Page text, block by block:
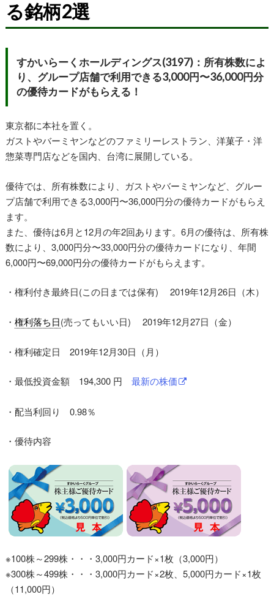
る銘柄2選
すかいらーくホールディングス(3197)：所有株数によ
り、グループ店舗で利用できる3,000円〜36,000円分
の優待カードがもらえる！
東京都に本社を置く。
ガストやバーミヤンなどのファミリーレストラン、洋菓子・洋
惣菜専門店などを国内、台湾に展開している。
優待では、所有株数により、ガストやバーミヤンなど、グルー
プ店舗で利用できる3,000円〜36,000円分の優待カードがもらえ
ます。
また、優待は6月と12月の年2回あります。6月の優待は、所有株
数により、3,000円分〜33,000円分の優待カードになり、年間
6,000円〜69,000円分の優待カードがもらえます。
・権利付き最終日(この日までは保有) 2019年12月26日（木）
・ 権利落ち日(売ってもいい日) 2019年12月27日（金）
・権利確定日 2019年12月30日（月）
・最低投資金額 194,300 円 最新の株価
・配当利回り 0.98％
・優待内容
※100株～299株・・・3,000円カード×1枚（3,000円）
※300株～499株・・・3,000円カード×2枚、5,000円カード×1枚
（11,000円）